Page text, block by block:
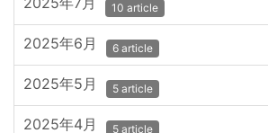
10 article
2025年6月 6 article
2025年5月 5 article
2025年4月 5 article